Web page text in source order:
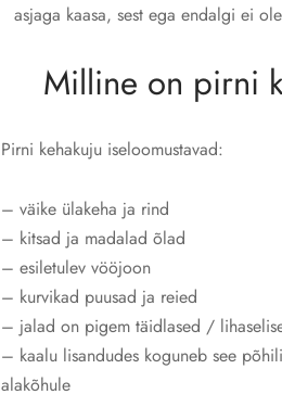
asjaga kaasa, sest ega endalgi ei
Milline on pirni
Pirni kehakuju iseloomustavad:
– väike ülakeha ja rind
– kitsad ja madalad õlad
– esiletulev vööjoon
– kurvikad puusad ja reied
– jalad on pigem täidlased /
– kaalu lisandudes koguneb see
alakõhule